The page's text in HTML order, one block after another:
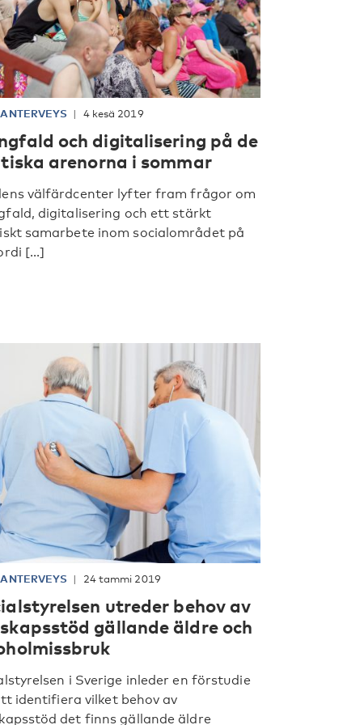
4 kesä 2019
och digitalisering på de
arenorna i sommar
välfärdcenter lyfter fram frågor om
digitalisering och ett stärkt
samarbete inom socialområdet på
[...]
24 tammi 2019
utreder behov av
gällande äldre och
i Sverige inleder en förstudie
identifiera vilket behov av
det finns gällande äldre